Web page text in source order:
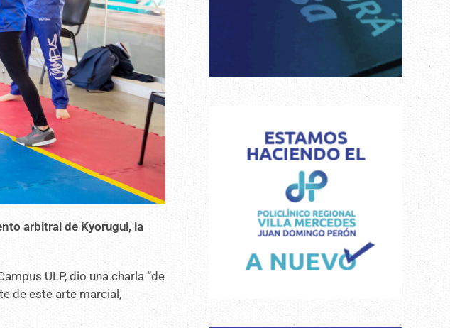
arbitral de Kyorugui, la
ULP, dio una charla “de
de este arte marcial,